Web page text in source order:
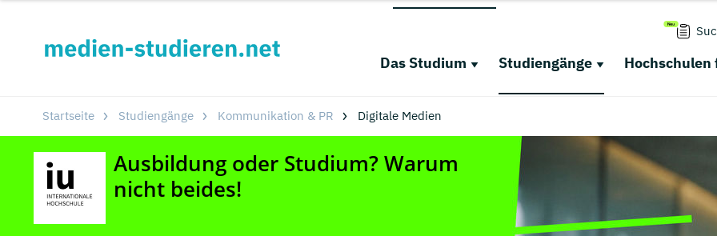
Das Studium Studiengänge Hochschulen
Startseite Studiengänge Kommunikation & PR Digitale Medien